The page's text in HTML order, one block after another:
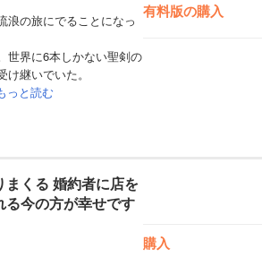
浪の旅にでることになっ
世界に6本しかない聖剣の
継いでいた。
っと読む
有料版の購入
くる 婚約者に店を
今の方が幸せです
購入